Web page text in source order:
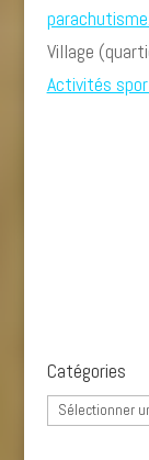
Village
Activités
Catégories
Catégories